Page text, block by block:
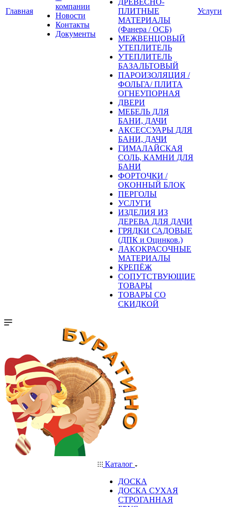
Главная
компании
Новости
Контакты
Документы
ДРЕВЕСНО-
ПЛИТНЫЕ
МАТЕРИАЛЫ
(Фанера / ОСБ)
МЕЖВЕНЦОВЫЙ
УТЕПЛИТЕЛЬ
УТЕПЛИТЕЛЬ
БАЗАЛЬТОВЫЙ
ПАРОИЗОЛЯЦИЯ /
ФОЛЬГА/ ПЛИТА
ОГНЕУПОРНАЯ
ДВЕРИ
МЕБЕЛЬ ДЛЯ
БАНИ, ДАЧИ
АКСЕССУАРЫ ДЛЯ
БАНИ, ДАЧИ
ГИМАЛАЙСКАЯ
СОЛЬ, КАМНИ ДЛЯ
БАНИ
ФОРТОЧКИ /
ОКОННЫЙ БЛОК
ПЕРГОЛЫ
УСЛУГИ
ИЗДЕЛИЯ ИЗ
ДЕРЕВА ДЛЯ ДАЧИ
ГРЯДКИ САДОВЫЕ
(ДПК и Оцинков.)
ЛАКОКРАСОЧНЫЕ
МАТЕРИАЛЫ
КРЕПЁЖ
СОПУТСТВУЮЩИЕ
ТОВАРЫ
ТОВАРЫ СО
СКИДКОЙ
Услуги
Каталог
ДОСКА
ДОСКА СУХАЯ
СТРОГАННАЯ